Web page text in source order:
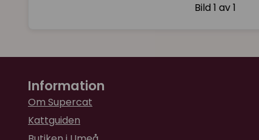
Bild1 av 1
Information
Om Supercat
Kattguiden